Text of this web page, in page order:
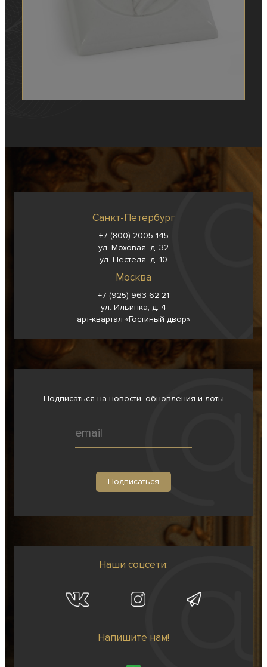
Санкт-Петербург
+7 (800) 2005-145
ул. Моховая, д. 32
ул. Пестеля, д. 10
Москва
+7 (925) 963-62-21
ул. Ильинка, д. 4
арт-квартал «Гостиный двор»
Подписаться на новости, обновления и лоты
Наши соцсети:
Напишите нам!